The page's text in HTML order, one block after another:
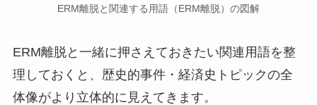
ERM離脱と関連する用語（ERM離脱）の図解
ERM離脱と一緒に押さえておきたい関連用語を整
理しておくと、歴史的事件・経済史トピックの全
体像がより立体的に見えてきます。